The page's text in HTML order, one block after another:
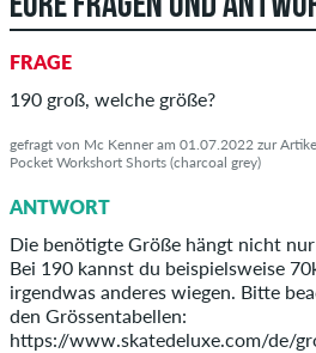
FRAGE
190 groß, welche größe?
gefragt von Mc Kenner am 01.07.2022 zur
Pocket Workshort Shorts (charcoal grey)
ANTWORT
Die benötigte Größe hängt nicht
Bei 190 kannst du beispielsweise
irgendwas anderes wiegen. Bitte
den Grössentabellen:
https://www.skatedeluxe.com/de/